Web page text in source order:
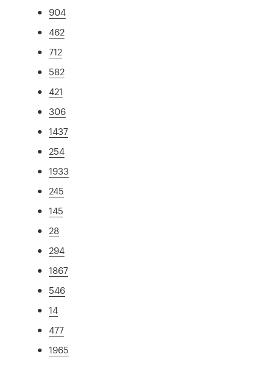
904
462
712
582
421
306
1437
254
1933
245
145
28
294
1867
546
14
477
1965